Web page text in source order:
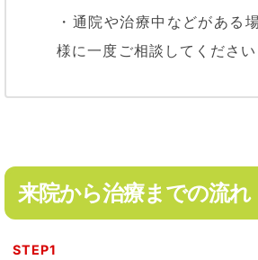
・通院や治療中などがある
様に一度ご相談してください
来院から治療までの流れ
STEP1